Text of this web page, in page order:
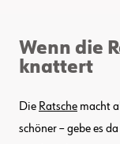
Wenn die
knattert
Die Ratsche macht
schöner – gebe es